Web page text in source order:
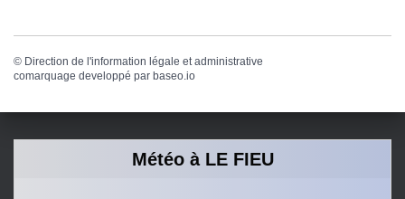
© Direction de l'information légale et administrative
comarquage developpé par baseo.io
Météo à LE FIEU